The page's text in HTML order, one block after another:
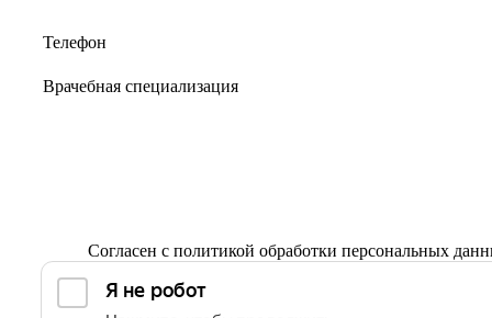
Согласен с политикой обработки персональных